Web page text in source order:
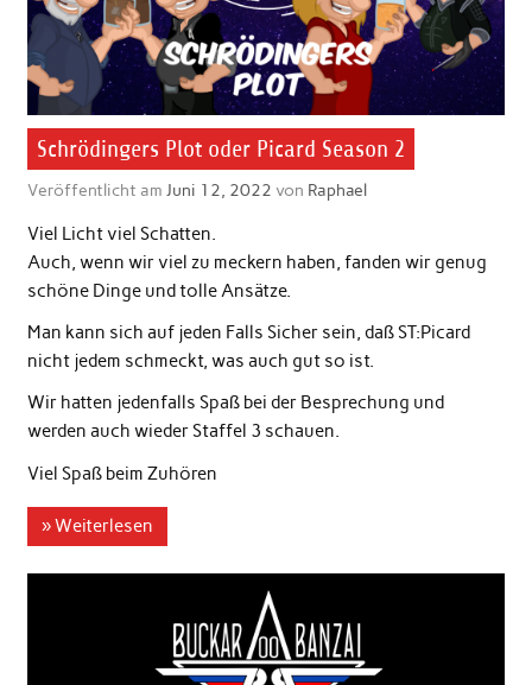
Schrödingers Plot oder Picard Season 2
Veröffentlicht am Juni 12, 2022 von Raphael
Viel Licht viel Schatten.
Auch, wenn wir viel zu meckern haben, fanden wir genug
schöne Dinge und tolle Ansätze.
Man kann sich auf jeden Falls Sicher sein, daß ST:Picard
nicht jedem schmeckt, was auch gut so ist.
Wir hatten jedenfalls Spaß bei der Besprechung und
werden auch wieder Staffel 3 schauen.
Viel Spaß beim Zuhören
» Weiterlesen